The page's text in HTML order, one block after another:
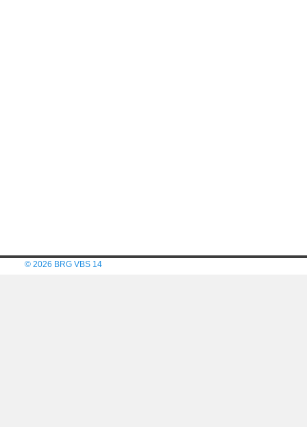
© 2026 BRG VBS 14